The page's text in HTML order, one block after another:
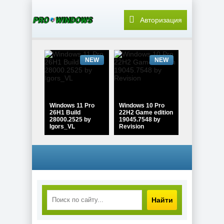
Авторизация
Windows 11 Pro
26H1 Build
28000.2525 by
Igors_VL
NEW
Windows 10 Pro
22H2 Game edition
19045.7548 by
Revision
NEW
Windows 10 Pro
Найти